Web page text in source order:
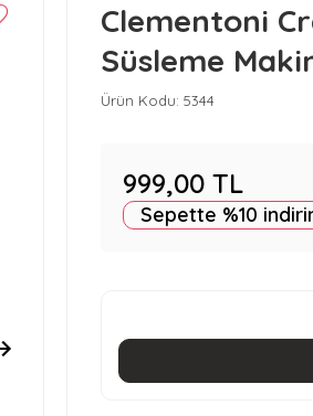
Clementoni
Süsleme
Ürün Kodu: 5344
999,00 TL
Sepette %10